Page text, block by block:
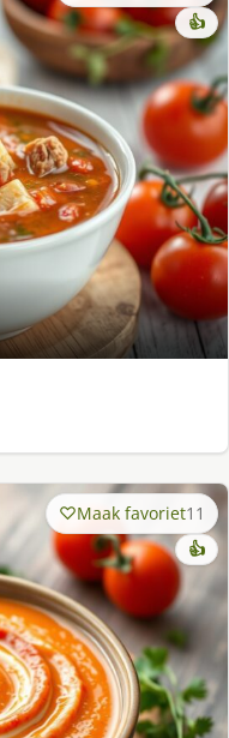
👍
Maak favoriet11
👍